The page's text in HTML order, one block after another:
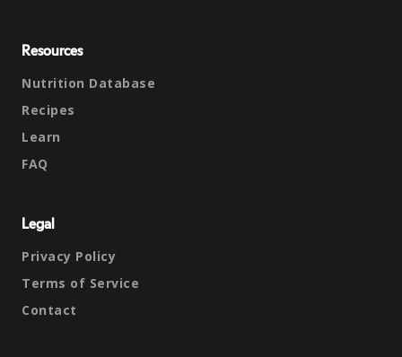
Resources
Nutrition Database
Recipes
Learn
FAQ
Legal
Privacy Policy
Terms of Service
Contact